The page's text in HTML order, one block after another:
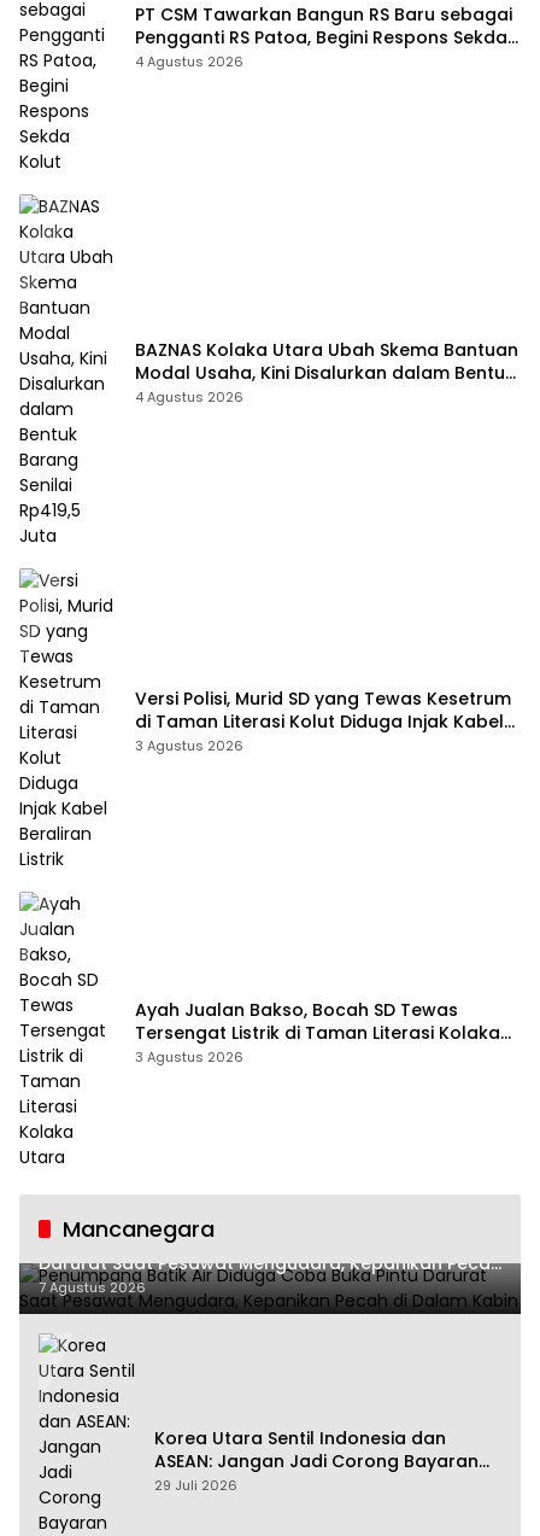
PT CSM Tawarkan Bangun RS Baru sebagai
Pengganti RS Patoa, Begini Respons Sekda
Kolut
4 Agustus 2026
BAZNAS Kolaka Utara Ubah Skema Bantuan
Modal Usaha, Kini Disalurkan dalam Bentuk
Barang Senilai Rp419,5 Juta
4 Agustus 2026
Versi Polisi, Murid SD yang Tewas Kesetrum
di Taman Literasi Kolut Diduga Injak Kabel
Beraliran Listrik
3 Agustus 2026
Ayah Jualan Bakso, Bocah SD Tewas
Tersengat Listrik di Taman Literasi Kolaka
Utara
3 Agustus 2026
Mancanegara
Penumpang Batik Air Diduga Coba Buka Pintu
Darurat Saat Pesawat Mengudara, Kepanikan Pecah
di Dalam Kabin
7 Agustus 2026
Korea Utara Sentil Indonesia dan
ASEAN: Jangan Jadi Corong Bayaran
Amerika Serikat
29 Juli 2026